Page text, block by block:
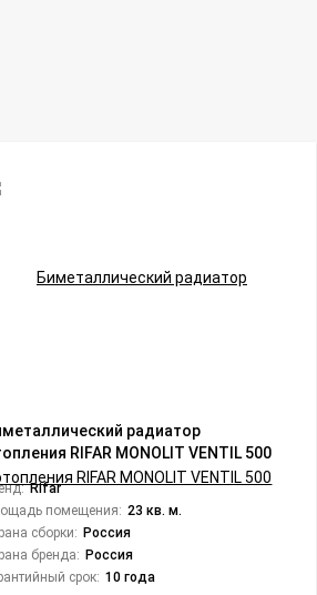
радиатор
RIFAR MONOLIT VENTIL 500
12
Rifar
помещения: 23 кв. м.
сборки: Россия
бренда: Россия
срок: 10 года